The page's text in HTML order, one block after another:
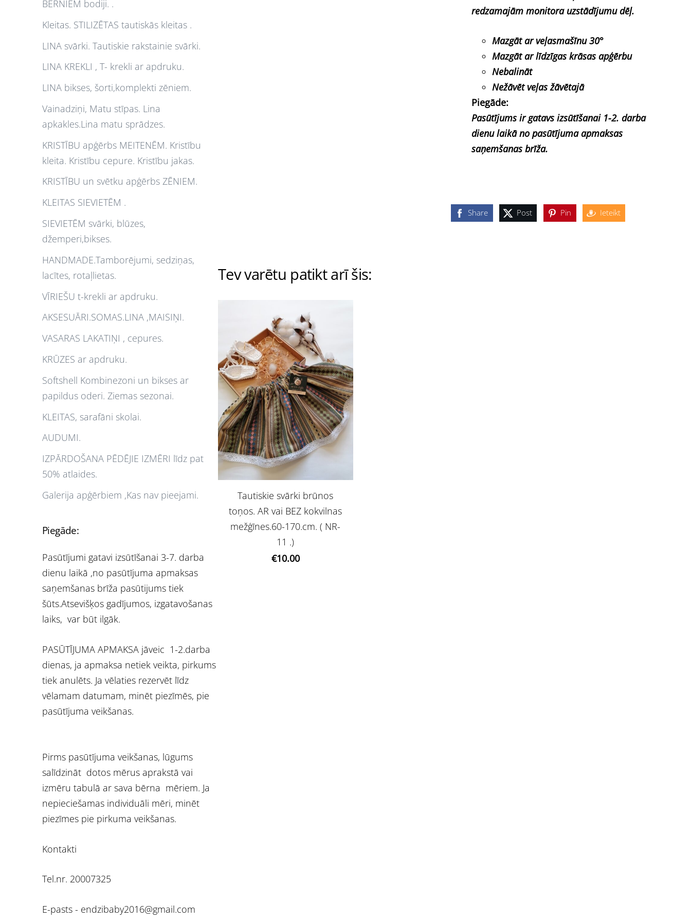
BĒRNIEM bodiji. .
Kleitas. STILIZĒTAS tautiskās kleitas .
LINA svārki. Tautiskie rakstainie svārki.
LINA KREKLI , T- krekli ar apdruku.
LINA bikses, šorti,komplekti zēniem.
Vainadziņi, Matu stīpas. Lina
apkakles.Lina matu sprādzes.
KRISTĪBU apģērbs MEITENĒM. Kristību
kleita. Kristību cepure. Kristību jakas.
KRISTĪBU un svētku apģērbs ZĒNIEM.
KLEITAS SIEVIETĒM .
SIEVIETĒM svārki, blūzes,
džemperi,bikses.
HANDMADE.Tamborējumi, sedziņas,
lacītes, rotaļlietas.
VĪRIEŠU t-krekli ar apdruku.
AKSESUĀRI.SOMAS.LINA ,MAISIŅI.
VASARAS LAKATIŅI , cepures.
KRŪZES ar apdruku.
Softshell Kombinezoni un bikses ar
papildus oderi. Ziemas sezonai.
KLEITAS, sarafāni skolai.
AUDUMI.
IZPĀRDOŠANA PĒDĒJIE IZMĒRI līdz pat
50% atlaides.
Galerija apģērbiem ,Kas nav pieejami.
Piegāde:
Pasūtījumi gatavi izsūtīšanai 3-7. darba
dienu laikā ,no pasūtījuma apmaksas
saņemšanas brīža pasūtijums tiek
šūts.Atsevišķos gadījumos, izgatavošanas
laiks, var būt ilgāk.
PASŪTĪJUMA APMAKSA jāveic 1-2.darba
dienas, ja apmaksa netiek veikta, pirkums
tiek anulēts. Ja vēlaties rezervēt līdz
vēlamam datumam, minēt piezīmēs, pie
pasūtījuma veikšanas.
Pirms pasūtījuma veikšanas, lūgums
salīdzināt dotos mērus aprakstā vai
izmēru tabulā ar sava bērna mēriem. Ja
nepieciešamas individuāli mēri, minēt
piezīmes pie pirkuma veikšanas.
Kontakti
Tel.nr. 20007325
E-pasts - endzibaby2016@gmail.com
redzamajām monitora uzstādījumu dēļ.
Mazgāt ar veļasmašīnu 30°
Mazgāt ar līdzīgas krāsas apģērbu
Nebalināt
Nežāvēt veļas žāvētajā
Piegāde:
Pasūtījums ir gatavs izsūtīšanai 1-2. darba
dienu laikā no pasūtījuma apmaksas
saņemšanas brīža.
Share Post Pin Ieteikt
Tev varētu patikt arī šis:
Tautiskie svārki brūnos
toņos. AR vai BEZ kokvilnas
mežģīnes.60-170.cm. ( NR-
11 .)
€10.00